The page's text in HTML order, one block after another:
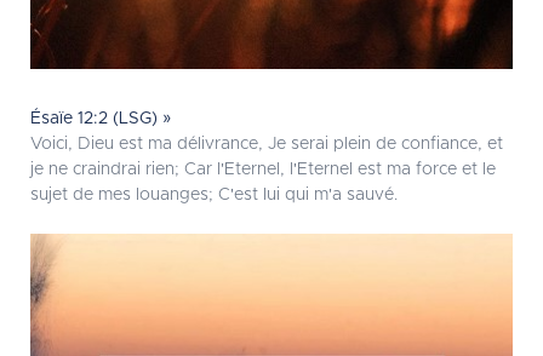
Ésaïe 12:2 (LSG) »
Voici, Dieu est ma délivrance, Je serai plein de confiance, et
je ne craindrai rien; Car l'Eternel, l'Eternel est ma force et le
sujet de mes louanges; C'est lui qui m'a sauvé.